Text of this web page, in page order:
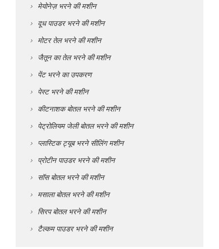
मेयोनेज़ भरने की मशीन
दूध पाउडर भरने की मशीन
मोटर तेल भरने की मशीन
जैतून का तेल भरने की मशीन
पेंट भरने का उपकरण
पेस्ट भरने की मशीन
कीटनाशक बोतल भरने की मशीन
पेट्रोलियम जेली बोतल भरने की मशीन
प्लास्टिक ट्यूब भरने सीलिंग मशीन
प्रोटीन पाउडर भरने की मशीन
सॉस बोतल भरने की मशीन
मसाला बोतल भरने की मशीन
सिरप बोतल भरने की मशीन
टैल्कम पाउडर भरने की मशीन